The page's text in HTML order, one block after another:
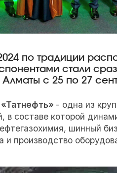
по традиции
стали
с 25 по 27
- одна из
в составе которой
шинный
и производство